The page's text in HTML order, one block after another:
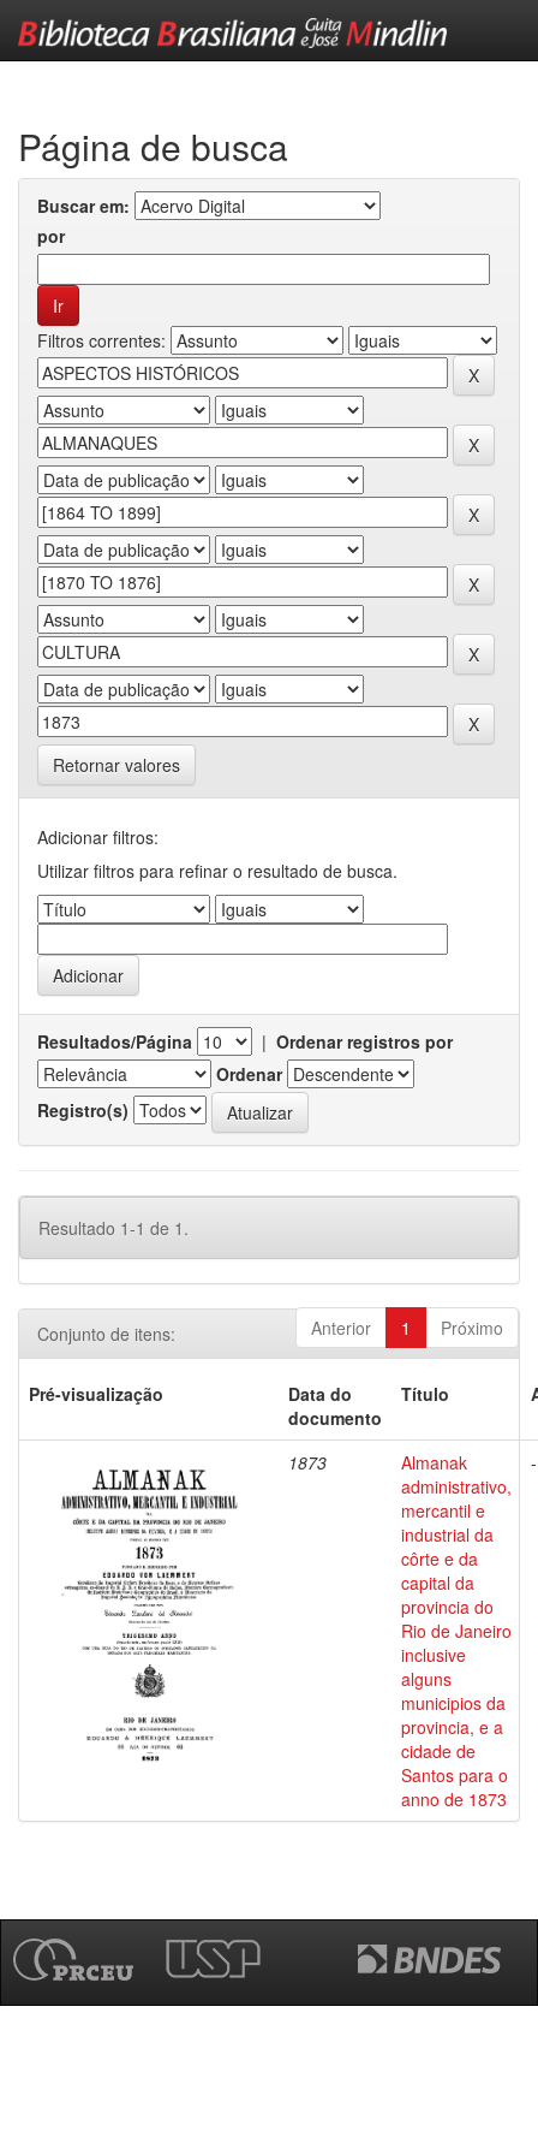
Página de busca
Buscar em:
por
Filtros correntes:
Retornar valores
Adicionar filtros:
Utilizar filtros para refinar o resultado de busca.
Resultados/Página | Ordenar registros por
Ordenar
Registro(s)
Resultado 1-1 de 1.
Anterior 1 Próximo
Conjunto de itens:
Pré-visualização
Data do
documento
Título
1873
Almanak
administrativo,
mercantil e
industrial da
côrte e da
capital da
provincia do
Rio de Janeiro
inclusive
alguns
municipios da
provincia, e a
cidade de
Santos para o
anno de 1873
-